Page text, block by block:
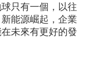
只有一個，以往
能源崛起，企業
未來有更好的發